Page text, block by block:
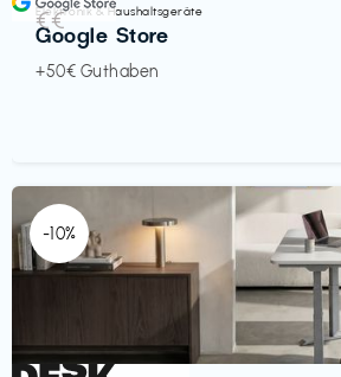
Elektronik & Haushaltsgeräte
Google Store
+50€ Guthaben
€€‎
-10%